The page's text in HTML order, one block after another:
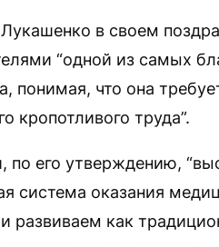
в своем
“одной из самых
понимая, что она
кропотливого труда”.
по его утверждению,
система оказания
развиваем как